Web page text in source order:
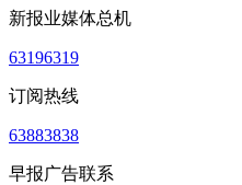
新报业媒体总机
63196319
订阅热线
63883838
早报广告联系